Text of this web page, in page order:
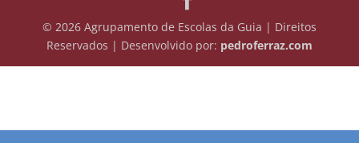
© 2026 Agrupamento de Escolas da Guia | Direitos
Reservados | Desenvolvido por: pedroferraz.com